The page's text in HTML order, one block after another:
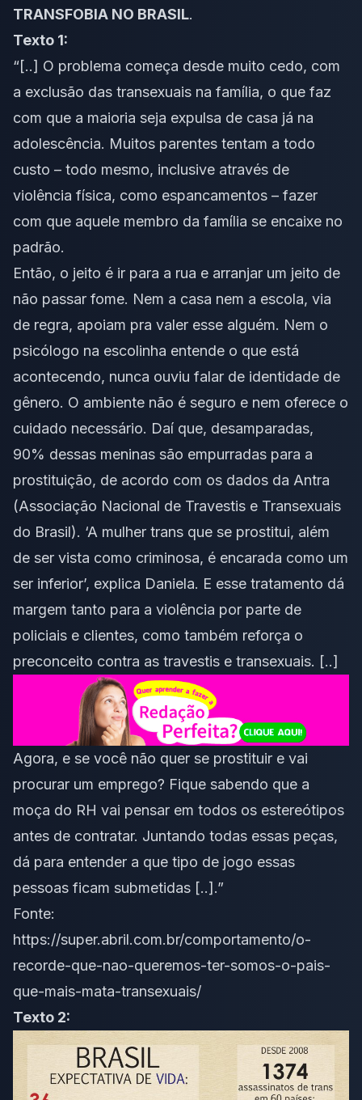
TRANSFOBIA NO BRASIL.
Texto 1:
“[..] O problema começa desde muito cedo, com
a exclusão das transexuais na família, o que faz
com que a maioria seja expulsa de casa já na
adolescência. Muitos parentes tentam a todo
custo – todo mesmo, inclusive através de
violência física, como espancamentos – fazer
com que aquele membro da família se encaixe no
padrão.
Então, o jeito é ir para a rua e arranjar um jeito de
não passar fome. Nem a casa nem a escola, via
de regra, apoiam pra valer esse alguém. Nem o
psicólogo na escolinha entende o que está
acontecendo, nunca ouviu falar de identidade de
gênero. O ambiente não é seguro e nem oferece o
cuidado necessário. Daí que, desamparadas,
90% dessas meninas são empurradas para a
prostituição, de acordo com os dados da Antra
(Associação Nacional de Travestis e Transexuais
do Brasil). ‘A mulher trans que se prostitui, além
de ser vista como criminosa, é encarada como um
ser inferior’, explica Daniela. E esse tratamento dá
margem tanto para a violência por parte de
policiais e clientes, como também reforça o
preconceito contra as travestis e transexuais. [..]
Agora, e se você não quer se prostituir e vai
procurar um emprego? Fique sabendo que a
moça do RH vai pensar em todos os estereótipos
antes de contratar. Juntando todas essas peças,
dá para entender a que tipo de jogo essas
pessoas ficam submetidas [..].”
Fonte:
https://super.abril.com.br/comportamento/o-
recorde-que-nao-queremos-ter-somos-o-pais-
que-mais-mata-transexuais/
Texto 2: